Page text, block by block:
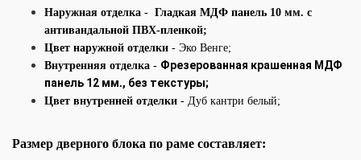
Наружная отделка - Гладкая МДФ панель 10 мм. с
антивандальной ПВХ-пленкой;
Цвет наружной отделки - Эко Венге;
Внутренняя отделка - Фрезерованная крашенная МДФ
панель 12 мм., без текстуры;
Цвет внутренней отделки - Дуб кантри белый;
Размер дверного блока по раме составляет: